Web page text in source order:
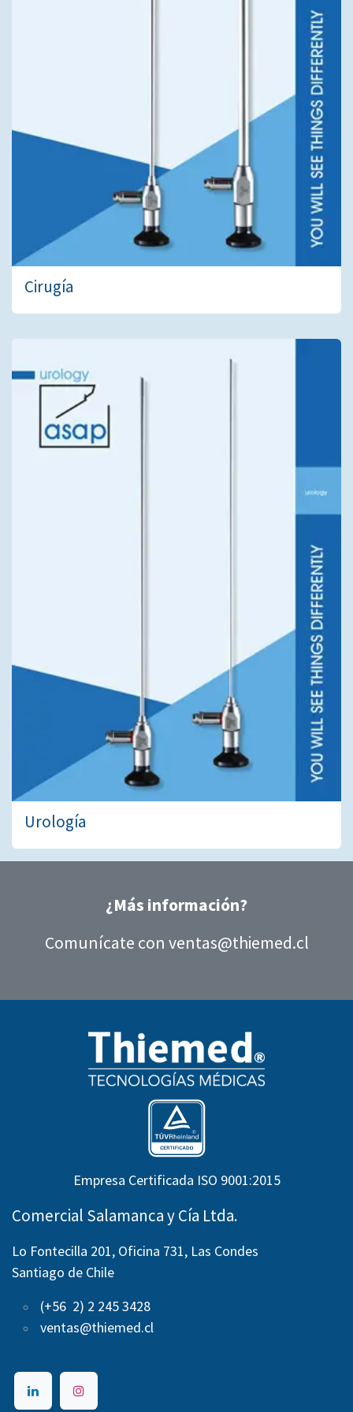
Cirugía
Urología
¿Más información?
Comunícate con ventas@thiemed.cl
Empresa Certificada ISO 9001:2015
Comercial Salamanca y Cía Ltda.
Lo Fontecilla 201, Oficina 731, Las Condes
Santiago de Chile
(+56 2) 2 245 3428
ventas@thiemed.cl